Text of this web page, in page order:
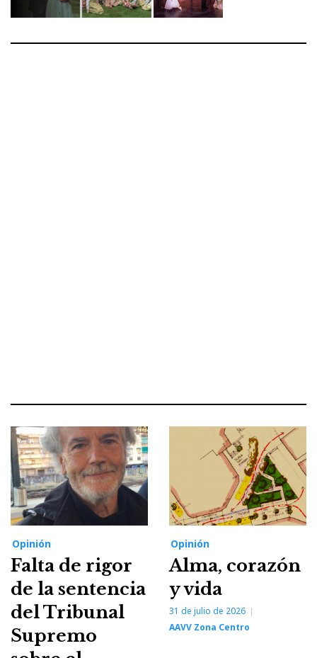
Opinión
Falta de rigor
de la sentencia
del Tribunal
Supremo
Opinión
Alma, corazón
y vida
31 de julio de 2026
AAVV Zona Centro